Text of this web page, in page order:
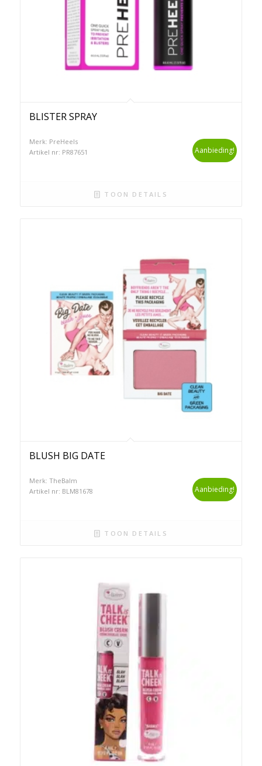
BLISTER SPRAY
Merk: PreHeels
Artikel nr: PR87651
Aanbieding!
TOON DETAILS
BLUSH BIG DATE
Merk: TheBalm
Artikel nr: BLM81678
Aanbieding!
TOON DETAILS